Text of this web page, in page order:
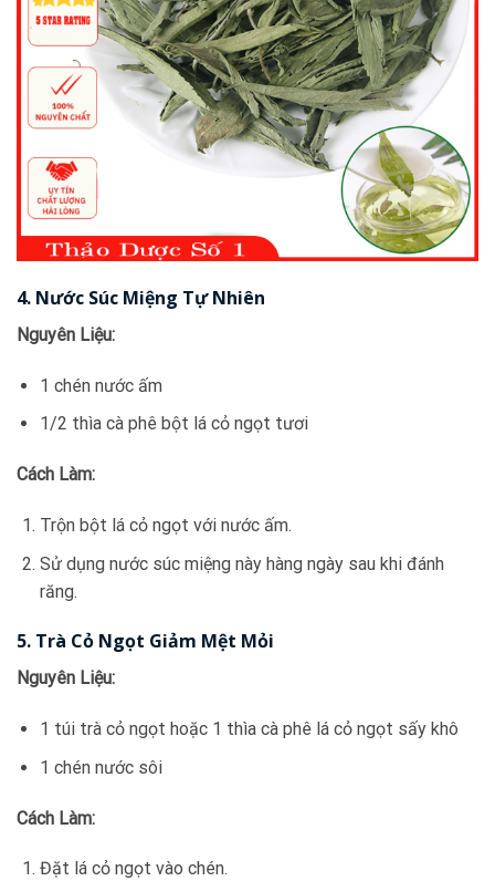
4. Nước Súc Miệng Tự Nhiên
Nguyên Liệu:
1 chén nước ấm
1/2 thìa cà phê bột lá cỏ ngọt tươi
Cách Làm:
Trộn bột lá cỏ ngọt với nước ấm.
Sử dụng nước súc miệng này hàng ngày sau khi đánh
răng.
5. Trà Cỏ Ngọt Giảm Mệt Mỏi
Nguyên Liệu:
1 túi trà cỏ ngọt hoặc 1 thìa cà phê lá cỏ ngọt sấy khô
1 chén nước sôi
Cách Làm:
Đặt lá cỏ ngọt vào chén.